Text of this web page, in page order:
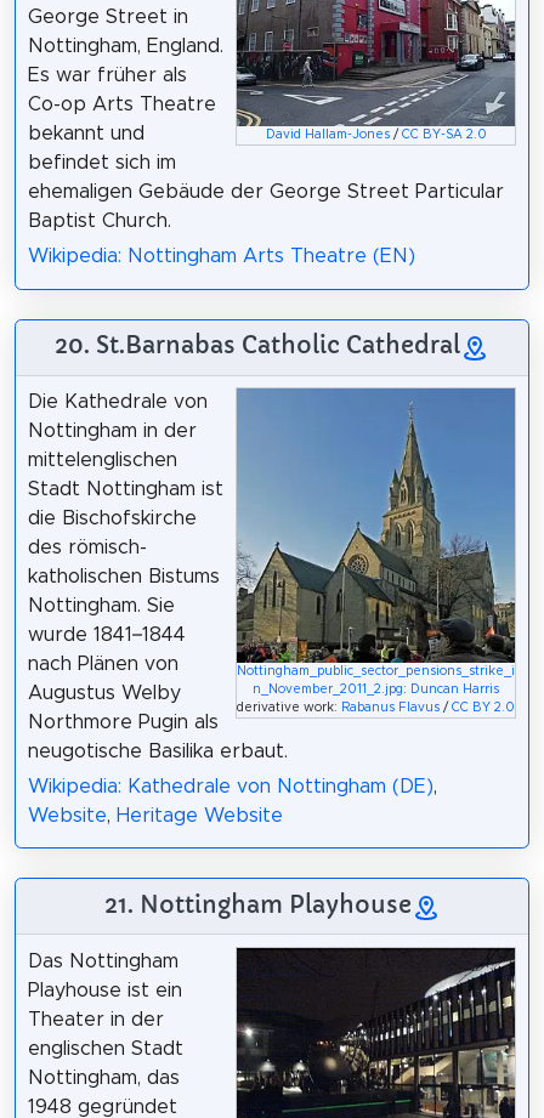
David Hallam-Jones/ CC BY-SA 2.0
George Street in
Nottingham, England.
Es war früher als
Co-op Arts Theatre
bekannt und
befindet sich im
ehemaligen Gebäude der George Street Particular
Baptist Church.
Wikipedia: Nottingham Arts Theatre (EN)
20. St.Barnabas Catholic Cathedral
Nottingham_public_sector_pensions_strike_i
n_November_2011_2.jpg :
Duncan Harris
derivative work: Rabanus Flavus /CC BY 2.0
Die Kathedrale von
Nottingham in der
mittelenglischen
Stadt Nottingham ist
die Bischofskirche
des römisch-
katholischen Bistums
Nottingham. Sie
wurde 1841–1844
nach Plänen von
Augustus Welby
Northmore Pugin als
neugotische Basilika erbaut.
Wikipedia: Kathedrale von Nottingham (DE),
Website, Heritage Website
21. Nottingham Playhouse
Das Nottingham
Playhouse ist ein
Theater in der
englischen Stadt
Nottingham, das
1948 gegründet